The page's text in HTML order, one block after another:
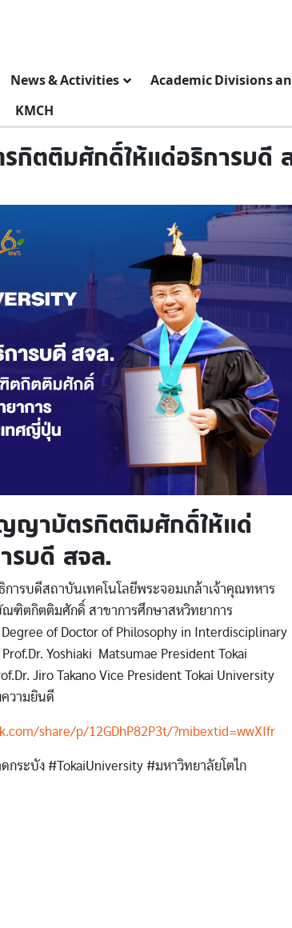
News & Activities Academic Divisions
KMCH
กิตติมศักดิ์ให้แด่อธิการบดี
ญาบัตรกิตติมศักดิ์ให้แด่
รบดี สจล.
ารบดีสถาบันเทคโนโลยีพระจอมเกล้าเจ้าคุณทหาร
ฑิตกิตติมศักดิ์ สาขาการศึกษาสหวิทยาการ
of Doctor of Philosophy in Interdisciplinary
Yoshiaki Matsumae President Tokai
Jiro Takano Vice President Tokai University
วามยินดี
share/p/12GDhP82P3t/?mibextid=wwXIfr
ระบัง #TokaiUniversity #มหาวิทยาลัยโตไก